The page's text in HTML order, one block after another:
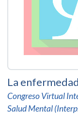
La
Congreso Virtual
Salud Mental